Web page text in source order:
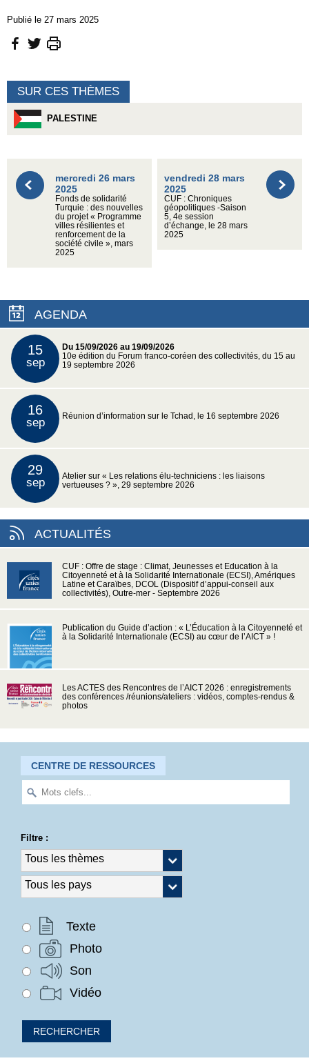
Publié le 27 mars 2025
SUR CES THÈMES
PALESTINE
mercredi 26 mars
2025
Fonds de solidarité
Turquie : des nouvelles
du projet « Programme
villes résilientes et
renforcement de la
société civile », mars
2025
vendredi 28 mars
2025
CUF : Chroniques
géopolitiques -Saison
5, 4e session
d’échange, le 28 mars
2025
AGENDA
15
sep
Du 15/09/2026 au 19/09/2026
10e édition du Forum franco-coréen des collectivités, du 15 au
19 septembre 2026
16
sep Réunion d’information sur le Tchad, le 16 septembre 2026
29
sep
Atelier sur « Les relations élu-techniciens : les liaisons
vertueuses ? », 29 septembre 2026
ACTUALITÉS
CUF : Offre de stage : Climat, Jeunesses et Education à la
Citoyenneté et à la Solidarité Internationale (ECSI), Amériques
Latine et Caraïbes, DCOL (Dispositif d’appui-conseil aux
collectivités), Outre-mer - Septembre 2026
Publication du Guide d’action : « L’Éducation à la Citoyenneté et
à la Solidarité Internationale (ECSI) au cœur de l’AICT » !
Les ACTES des Rencontres de l’AICT 2026 : enregistrements
des conférences /réunions/ateliers : vidéos, comptes-rendus &
photos
CENTRE DE RESSOURCES
Filtre :
Texte
Photo
Son
Vidéo